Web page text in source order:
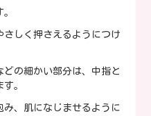
さしく押さえるようにつけ
どの細かい部分は、中指と
。
み、肌になじませるように